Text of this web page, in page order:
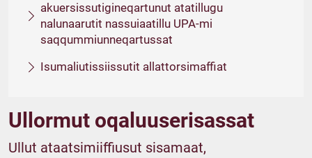
akuersissutigineqartunut atatillugu
nalunaarutit nassuiaatillu UPA-mi
saqqummiunneqartussat
Isumaliutissiissutit allattorsimaffiat
Ullormut oqaluuserisassat
Ullut ataatsimiiffiusut sisamaat,